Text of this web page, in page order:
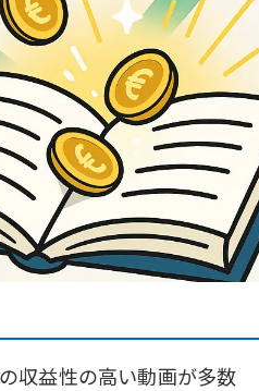
収益性の高い動画が多数